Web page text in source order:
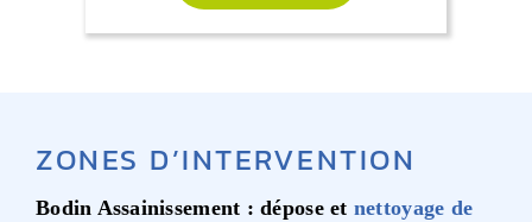
ZONES D’INTERVENTION
Bodin Assainissement : dépose et nettoyage de